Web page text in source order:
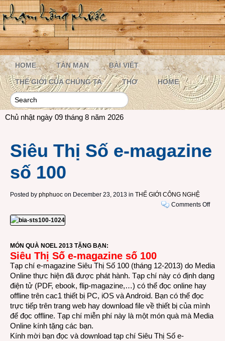
HOME TẢN MẠN BÀI VIẾT
THẾ GIỚI CỦA CHÚNG TA THƠ HOME
Chủ nhật ngày 09 tháng 8 năm 2026
Siêu Thị Số e-magazine
số 100
Posted by phphuoc on December 23, 2013 in THẾ GIỚI CÔNG NGHỆ
Comments Offon
số
100
MÓN QUÀ NOEL 2013 TẶNG BẠN:
Siêu Thị Số e-magazine số 100
Tạp chí e-magazine Siêu Thị Số 100 (tháng 12-2013) do Media
Online thực hiện đã được phát hành. Tạp chí này có định dạng
điện tử (PDF, ebook, flip-magazine,…) có thể đọc online hay
offline trên cac1 thiết bị PC, iOS và Android. Bạn có thể đọc
trực tiếp trên trang web hay download file về thiết bị của mình
để đọc offline. Tạp chí miễn phí này là một món quà mà Media
Online kính tặng các bạn.
Kính mời bạn đọc và download tạp chí Siêu Thị Số e-